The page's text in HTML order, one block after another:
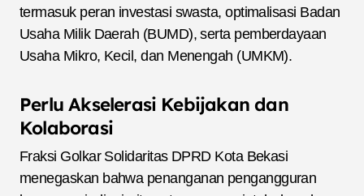
termasuk peran investasi swasta, optimalisasi Badan
Usaha Milik Daerah (BUMD), serta pemberdayaan
Usaha Mikro, Kecil, dan Menengah (UMKM).
Perlu Akselerasi Kebijakan dan
Kolaborasi
Fraksi Golkar Solidaritas DPRD Kota Bekasi
menegaskan bahwa penanganan pengangguran